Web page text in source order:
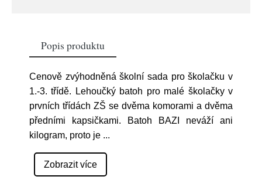
Popis produktu
Cenově zvýhodněná školní sada pro školačku v
1.-3. třídě. Lehoučký batoh pro malé školačky v
prvních třídách ZŠ se dvěma komorami a dvěma
předními kapsičkami. Batoh BAZI neváží ani
kilogram, proto je ...
Zobrazit více